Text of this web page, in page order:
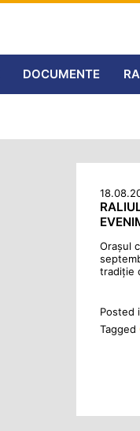
DOCUMENTE
Orașul
tradiție
Posted
Tagged